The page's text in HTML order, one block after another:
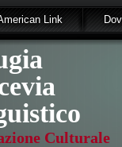
Link
Culturale